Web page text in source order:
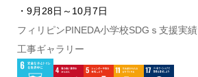
・9月28日～10月7日
フィリピンPINEDA小学校SDGｓ支援実績
工事ギャラリー